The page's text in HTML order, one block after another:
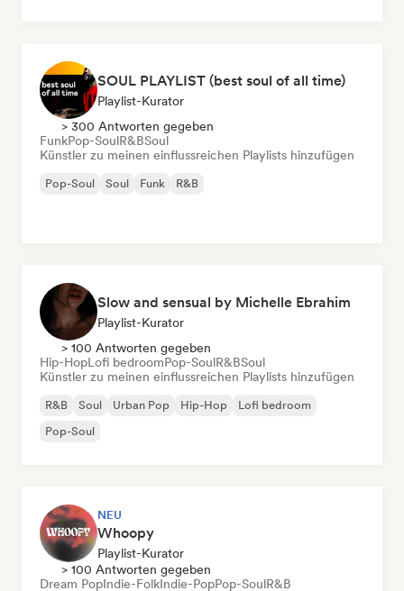
SOUL PLAYLIST (best soul of all time)
Playlist-Kurator
> 300 Antworten gegeben
FunkPop-SoulR&BSoul
Künstler zu meinen einflussreichen Playlists hinzufügen
Pop-Soul Soul Funk R&B
Slow and sensual by Michelle Ebrahim
Playlist-Kurator
> 100 Antworten gegeben
Hip-HopLofi bedroomPop-SoulR&BSoul
Künstler zu meinen einflussreichen Playlists hinzufügen
R&B Soul Urban Pop Hip-Hop
Lofi bedroom
Pop-Soul
NEU
Whoopy
Playlist-Kurator
> 100 Antworten gegeben
Dream PopIndie-FolkIndie-PopPop-SoulR&B